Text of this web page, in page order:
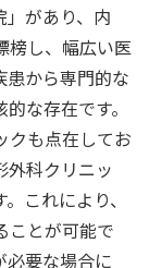
」があり、内
榜し、幅広い医
患から専門的な
な存在です。
クも点在してお
外科クリニッ
これにより、
ことが可能で
必要な場合に